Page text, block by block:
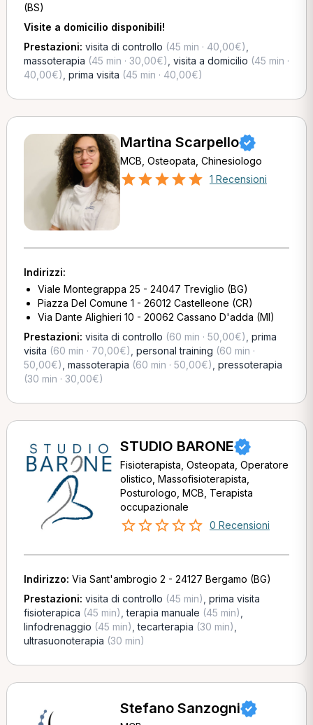
(BS)
Visite a domicilio disponibili!
Prestazioni: visita di controllo (45 min · 40,00€)
massoterapia (45 min · 30,00€) visita a domicilio (45 min ·
40,00€) prima visita (45 min · 40,00€)
Martina Scarpello
MCB, Osteopata, Chinesiologo
1 Recensioni
Indirizzi:
Viale Montegrappa 25 - 24047 Treviglio (BG)
Piazza Del Comune 1 - 26012 Castelleone (CR)
Via Dante Alighieri 10 - 20062 Cassano D'adda (MI)
Prestazioni: visita di controllo (60 min · 50,00€) prima
visita (60 min · 70,00€) personal training (60 min ·
50,00€) massoterapia (60 min · 50,00€) pressoterapia
(30 min · 30,00€)
STUDIO BARONE
Fisioterapista, Osteopata, Operatore
olistico, Massofisioterapista,
Posturologo, MCB, Terapista
occupazionale
0 Recensioni
Indirizzo: Via Sant'ambrogio 2 - 24127 Bergamo (BG)
Prestazioni: visita di controllo (45 min) prima visita
fisioterapica (45 min) ,terapia manuale (45 min)
linfodrenaggio (45 min) ,tecarterapia (30 min)
ultrasuonoterapia (30 min)
Stefano Sanzogni